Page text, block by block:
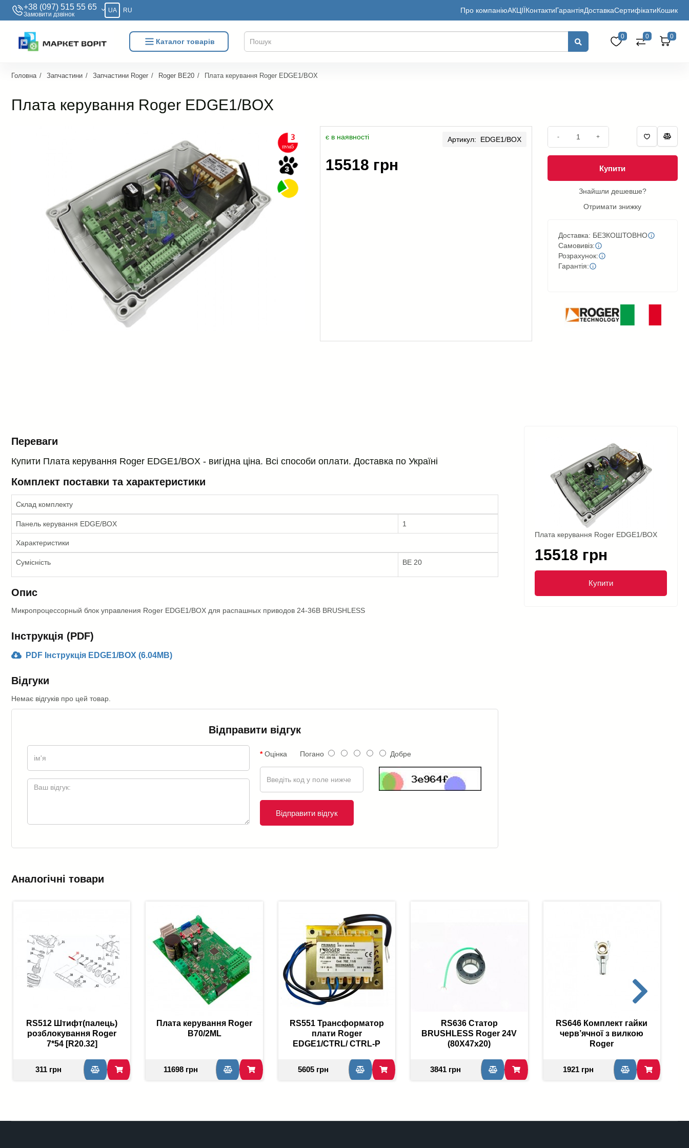
+38 (097) 515 55 65
Замовити дзвiнок
UA RU Про компаніюАКЦІЇКонтактиГарантіяДоставкаСертифікатиКошик
Каталог товарів
0 0 0
Головна Запчастини Запчастини Roger Roger BE20 Плата керування Roger EDGE1/BOX
Плата керування Roger EDGE1/BOX
є в наявності Артикул: EDGE1/BOX
15518 грн
- +
Купити
Знайшли дешевше?
Отримати знижку
Доставка: БЕЗКОШТОВНО
Самовивіз:
Розрахунок:
Гарантія:
Плата керування Roger EDGE1/BOX
15518 грн
Купити
Переваги
Купити Плата керування Roger EDGE1/BOX - вигідна ціна. Всі способи оплати. Доставка по Україні
Комплект поставки та характеристики
Склад комплекту
Панель керування EDGE/BOX 1
Характеристики
Сумісність BE 20
Опис
Микропроцессорный блок управления Roger EDGE1/BOX для распашных приводов 24-36В BRUSHLESS
Інструкція (PDF)
PDF Інструкція EDGE1/BOX (6.04MB)
Відгуки
Немає відгуків про цей товар.
Відправити відгук
Оцінка Погано Добре
Відправити відгук
Аналогічні товари
RS512 Штифт(палець)
розблокування Roger
7*54 [R20.32]
311 грн
Плата керування Roger
B70/2ML
11698 грн
RS551 Трансформатор
плати Roger
EDGE1/CTRL/ CTRL-P
5605 грн
RS636 Статор
BRUSHLESS Roger 24V
(80X47х20)
3841 грн
RS646 Комплект гайки
черв’ячної з вилкою
Roger
1921 грн